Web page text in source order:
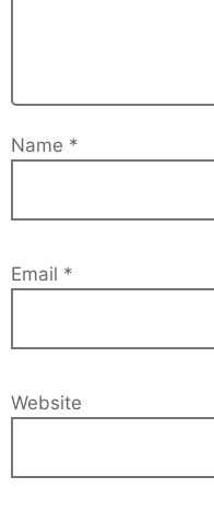
Name *
Email *
Website